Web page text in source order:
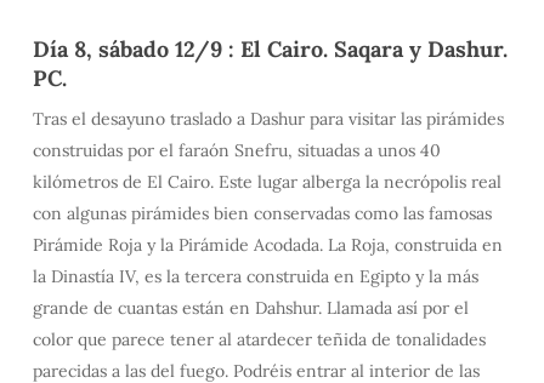
Día 8, sábado 12/9 : El Cairo. Saqara y Dashur.
PC.
Tras el desayuno traslado a Dashur para visitar las pirámides
construidas por el faraón Snefru, situadas a unos 40
kilómetros de El Cairo. Este lugar alberga la necrópolis real
con algunas pirámides bien conservadas como las famosas
Pirámide Roja y la Pirámide Acodada. La Roja, construida en
la Dinastía IV, es la tercera construida en Egipto y la más
grande de cuantas están en Dahshur. Llamada así por el
color que parece tener al atardecer teñida de tonalidades
parecidas a las del fuego. Podréis entrar al interior de las